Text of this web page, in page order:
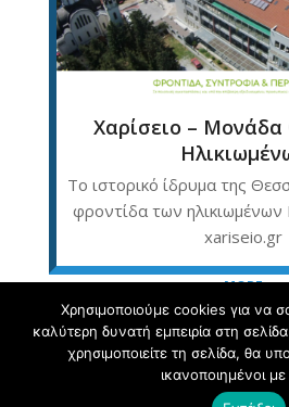
Χαρίσειο – Μονάδα
Το ιστορικό ίδρυμα της
φροντίδα των ηλικιωμένων
xariseio.gr
MORE
Χρησιμοποιούμε cookies για να
καλύτερη δυνατή εμπειρία στη
χρησιμοποιείτε τη σελίδα, θα
ικανοποιημένοι